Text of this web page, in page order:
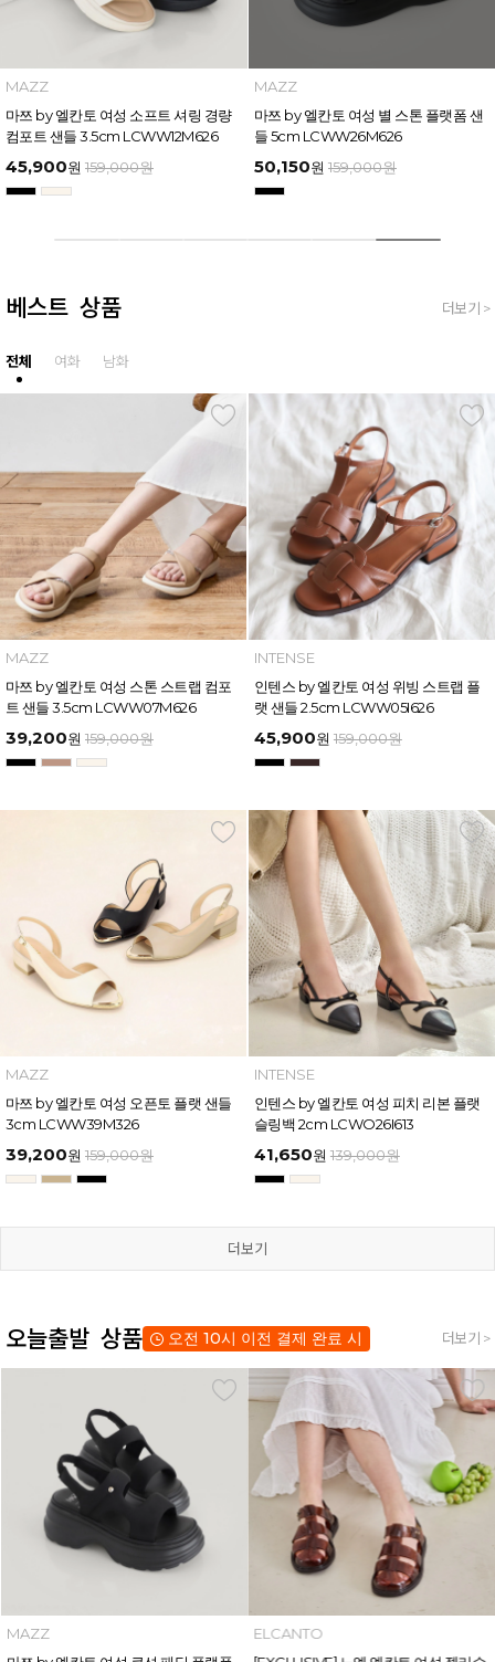
MAZZ
마쯔 by 엘칸토 여성 크로스 어퍼 스티
치 다운 캐주얼 샌들 6.5cm LCWW70
45,900원 159,000원
INTENSE
인텐스 by 엘칸토 남성 사이드 컷팅 투
웨이 샌들 2.5cm LCMW49I626
45,900원159,000원
베스트 상품
전체 여화 남화
더보기 >
MAZZ
마쯔 by 엘칸토 여성 스톤 스트랩 컴포
트 샌들 3.5cm LCWW07M626
39,200원 159,000원
INTENSE
인텐스 by 엘칸토 여성 위빙 스트랩 플
랫 샌들 2.5cm LCWW05I626
45,900원 159,000원
MAZZ
마쯔 by 엘칸토 여성 오픈토 플랫 샌들
3cm LCWW39M326
39,200원 159,000원
INTENSE
인텐스 by 엘칸토 여성 피치 리본 플랫
슬링백 2cm LCWO26I613
41,650원 139,000원
더보기
오늘출발 상품 오전 10시 이전 결제 완료 시 더보기 >
ELCANTO
INTENSE